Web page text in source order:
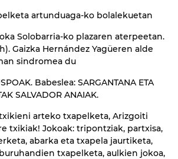
artunduaga-ko bolalekuetan
Solobarria-ko plazaren aterpeetan.
Gaizka Hernández Yagüeren alde
sindromea du
Babeslea: SARGANTANA ETA
SALVADOR ANAIAK.
txikieni arteko txapelketa, Arizgoiti
txikiak! Jokoak: tripontziak, partxisa,
abarka eta txapela jaurtiketa,
txapelketa, aulkien jokoa,